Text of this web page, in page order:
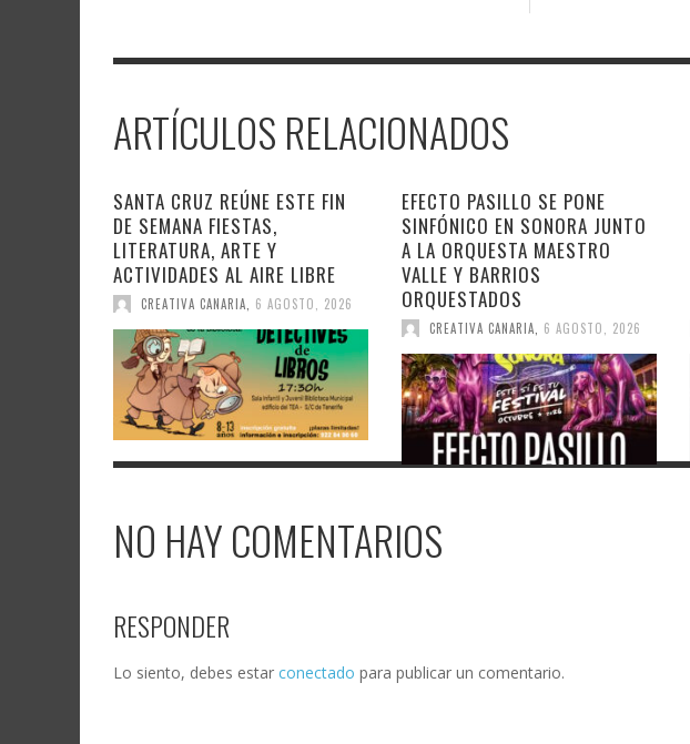
ARTÍCULOS RELACIONADOS
SANTA CRUZ REÚNE ESTE FIN
DE SEMANA FIESTAS,
LITERATURA, ARTE Y
ACTIVIDADES AL AIRE LIBRE
CREATIVA CANARIA 6 AGOSTO, 2026
EFECTO PASILLO SE PONE
SINFÓNICO EN SONORA JUNTO
A LA ORQUESTA MAESTRO
VALLE Y BARRIOS
ORQUESTADOS
CREATIVA CANARIA 6 AGOSTO, 2026
NO HAY COMENTARIOS
RESPONDER
Lo siento, debes estar conectado para publicar un comentario.